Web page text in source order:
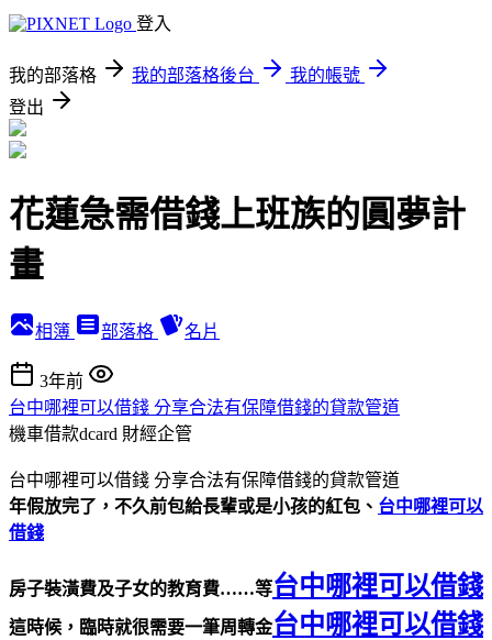
登入
我的部落格 我的部落格後台
我的帳號
登出
花蓮急需借錢上班族的圓夢計
畫
相簿 部落格 名片
3年前
台中哪裡可以借錢 分享合法有保障借錢的貸款管道
機車借款dcard 財經企管
台中哪裡可以借錢 分享合法有保障借錢的貸款管道
年假放完了，不久前包給長輩或是小孩的紅包、 台中哪裡可以
借錢
房子裝潢費及子女的教育費……等台中哪裡可以借錢
這時候，臨時就很需要一筆周轉金台中哪裡可以借錢